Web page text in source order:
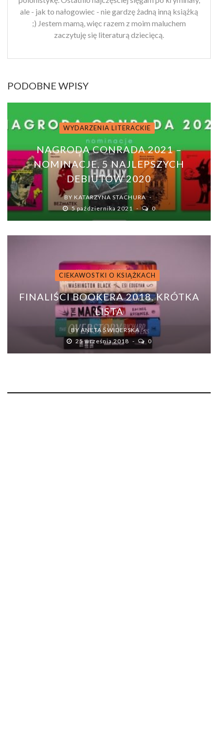
ale - jak to nałogowiec - nie gardzę żadną inną książką
;) Jestem mamą, więc razem z moim maluchem
zaczytuję się literaturą dziecięcą.
PODOBNE WPISY
WYDARZENIA LITERACKIE
NAGRODA CONRADA 2021 –
NOMINACJE. 5 NAJLEPSZYCH
DEBIUTÓW 2020
BY KATARZYNA STACHURA
5 października 2021
0
CIEKAWOSTKI O KSIĄŻKACH
FINALIŚCI BOOKERA 2018. KRÓTKA
LISTA
BYANETA ŚWIDERSKA
25 września 2018
0